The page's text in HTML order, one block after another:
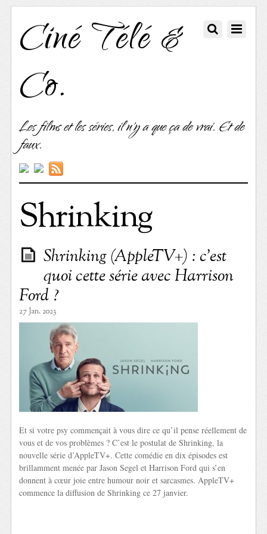
Ciné Télé &
Co.
Les films et les séries, il n'y a que ça de vrai. Et de
faux.
Shrinking
Shrinking (AppleTV+) : c’est
quoi cette série avec Harrison
Ford ?
27 Jan. 2023
Et si votre psy commençait à vous dire ce qu’il pense réellement de
vous et de vos problèmes ? C’est le postulat de Shrinking, la
nouvelle série d’AppleTV+. Cette comédie en dix épisodes est
brillamment menée par Jason Segel et Harrison Ford qui s’en
donnent à cœur joie entre humour noir et sarcasmes. AppleTV+
commence la diffusion de Shrinking ce 27 janvier.